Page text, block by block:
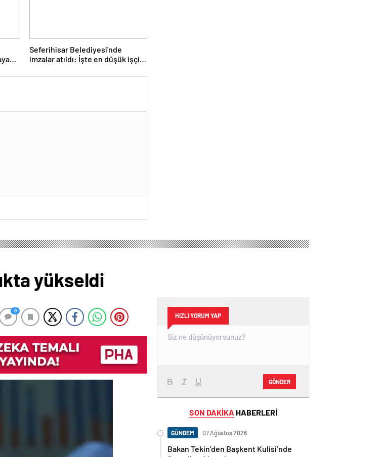
Seferihisar Belediyesi'nde
imzalar atıldı: İşte en düşük işçi
yükseldi
0
HIZLI YORUM YAP
GÖNDER
SON DAKİKA HABERLERİ
GÜNDEM 07 Ağustos 2026
Bakan Tekin’den Başkent Kulisi’nde